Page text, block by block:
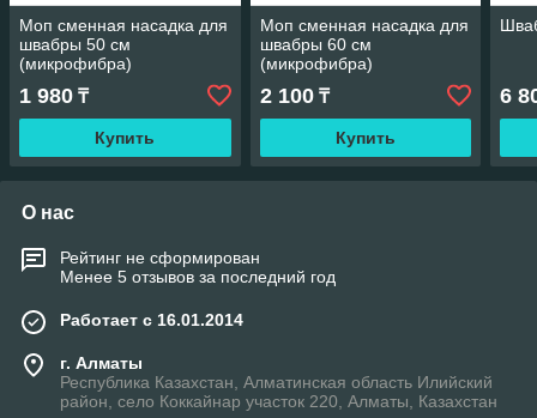
Моп сменная насадка для
швабры 50 см
(микрофибра)
1 980 ₸
Купить
Моп сменная насадка для
швабры 60 см
(микрофибра)
2 100₸
Купить
6
О нас
Рейтинг не сформирован
Менее 5 отзывов за последний год
Работает с 16.01.2014
г. Алматы
Республика Казахстан, Алматинская область Илийский
район, село Коккайнар участок 220, Алматы, Казахстан